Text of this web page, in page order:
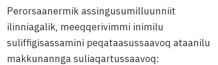
Perorsaanermik assingusumilluunniit
ilinniagalik, meeqqerivimmi inimilu
suliffigisassamini peqataasussaavoq ataanilu
makkunannga suliaqartussaavoq: